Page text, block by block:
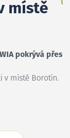
místě
pokrývá přes
v místě Borotín.